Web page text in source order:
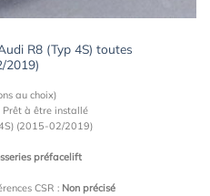
R8 (Typ 4S) toutes
2019)
au choix)
Prêt à être installé
(2015-02/2019)
préfacelift
CSR : Non précisé